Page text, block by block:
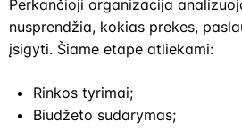
Perkančioji organizacija
nusprendžia, kokias prekes,
įsigyti. Šiame etape atliekami:
Rinkos tyrimai;
Biudžeto sudarymas;